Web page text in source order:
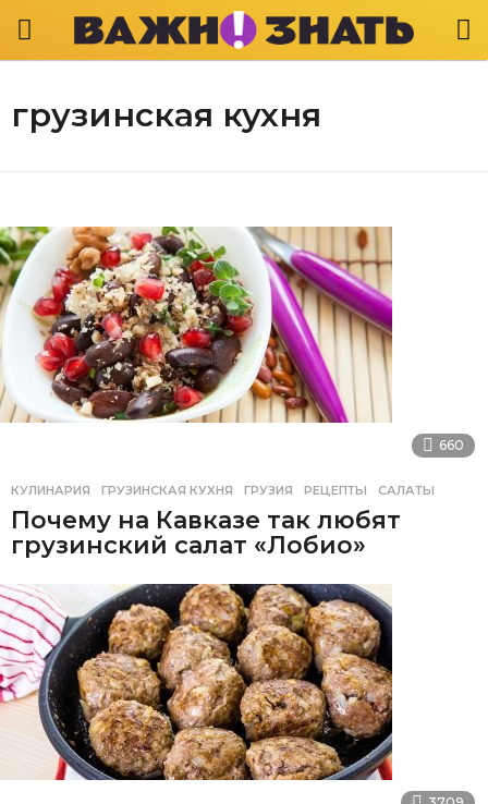
грузинская кухня
660
КУЛИНАРИЯ ГРУЗИНСКАЯ КУХНЯ ,ГРУЗИЯ ,РЕЦЕПТЫ ,САЛАТЫ
Почему на Кавказе так любят
грузинский салат «Лобио»